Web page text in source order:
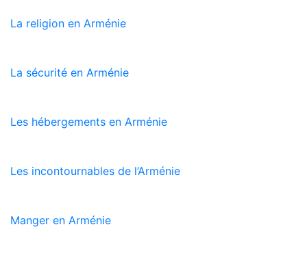
La religion en Arménie
La sécurité en Arménie
Les hébergements en Arménie
Les incontournables de l’Arménie
Manger en Arménie